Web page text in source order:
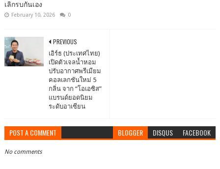
เลิกรบกันเอง
February 10, 2026 0
PREVIOUS
เอิร์ธ (ประเทศไทย)
เปิดตัวเจลน้ำหอม
ปรับอากาศพรีเมียม
คอลเลกชันใหม่ 5
กลิ่น จาก “โอเอซิส”
แบรนด์ยอดนิยม
ระดับอาเซียน
POST A COMMENT BLOGGER DISQUS FACEBOOK
No comments